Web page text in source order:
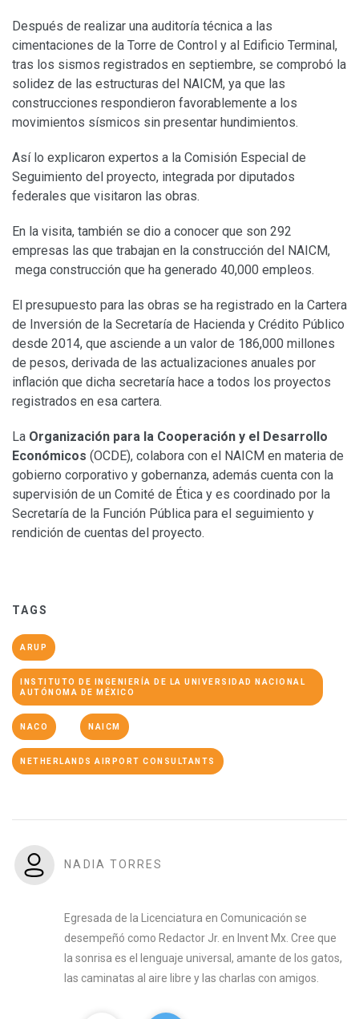
Después de realizar una auditoría técnica a las
cimentaciones de la Torre de Control y al Edificio Terminal,
tras los sismos registrados en septiembre, se comprobó la
solidez de las estructuras del NAICM, ya que las
construcciones respondieron favorablemente a los
movimientos sísmicos sin presentar hundimientos.
Así lo explicaron expertos a la Comisión Especial de
Seguimiento del proyecto, integrada por diputados
federales que visitaron las obras.
En la visita, también se dio a conocer que son 292
empresas las que trabajan en la construcción del NAICM,
mega construcción que ha generado 40,000 empleos.
El presupuesto para las obras se ha registrado en la Cartera
de Inversión de la Secretaría de Hacienda y Crédito Público
desde 2014, que asciende a un valor de 186,000 millones
de pesos, derivada de las actualizaciones anuales por
inflación que dicha secretaría hace a todos los proyectos
registrados en esa cartera.
La Organización para la Cooperación y el Desarrollo
Económicos (OCDE), colabora con el NAICM en materia de
gobierno corporativo y gobernanza, además cuenta con la
supervisión de un Comité de Ética y es coordinado por la
Secretaría de la Función Pública para el seguimiento y
rendición de cuentas del proyecto.
TAGS
ARUP
INSTITUTO DE INGENIERÍA DE LA UNIVERSIDAD NACIONAL
AUTÓNOMA DE MÉXICO
NACO NAICM
NETHERLANDS AIRPORT CONSULTANTS
NADIA TORRES
Egresada de la Licenciatura en Comunicación se
desempeñó como Redactor Jr. en Invent Mx. Cree que
la sonrisa es el lenguaje universal, amante de los gatos,
las caminatas al aire libre y las charlas con amigos.